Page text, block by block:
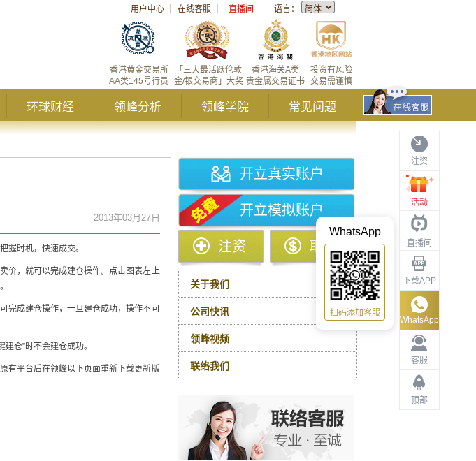
用户中心 在线客服 直播间 语言：
投资有风险
交易需谨慎
香港海关A类
贵金属交易证书
「三大最活跃伦敦
金/银交易商」大奖
香港黄金交易所
AA类145号行员
环球财经 领峰分析 领峰学院 常见问题
注资
活动
直播间
下载APP
客服
顶部
WhatsApp
WhatsApp
扫码添加客服
2013年03月27日
握时机，快速成交。
价，就可以完成建仓操作。点击图表左上
完成建仓操作，一旦建仓成功，操作不可
仓”时不会建仓成功。
有平台后在领峰以下页面重新下载更新版
开立真实账户
开立模拟账户
注资 取款
关于我们
公司快讯
领峰视频
联络我们